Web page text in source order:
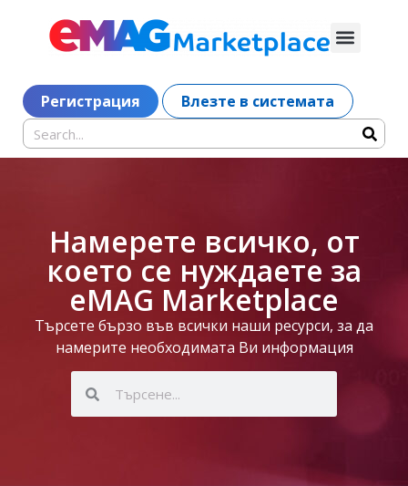
Регистрация Влезте в системата
Намерете всичко, от
което се нуждаете за
eMAG Marketplace
Търсете бързо във всички наши ресурси, за да
намерите необходимата Ви информация